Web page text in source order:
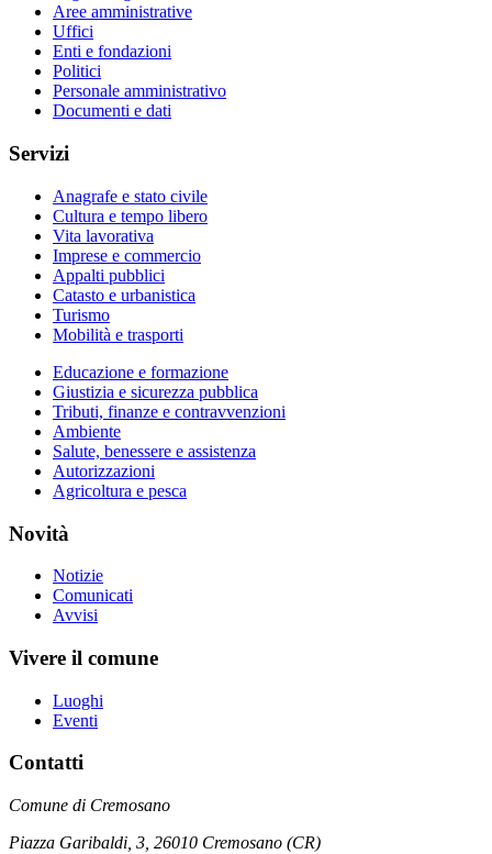
Aree amministrative
Uffici
Enti e fondazioni
Politici
Personale amministrativo
Documenti e dati
Servizi
Anagrafe e stato civile
Cultura e tempo libero
Vita lavorativa
Imprese e commercio
Appalti pubblici
Catasto e urbanistica
Turismo
Mobilità e trasporti
Educazione e formazione
Giustizia e sicurezza pubblica
Tributi, finanze e contravvenzioni
Ambiente
Salute, benessere e assistenza
Autorizzazioni
Agricoltura e pesca
Novità
Notizie
Comunicati
Avvisi
Vivere il comune
Luoghi
Eventi
Contatti
Comune di Cremosano
Piazza Garibaldi, 3, 26010 Cremosano (CR)